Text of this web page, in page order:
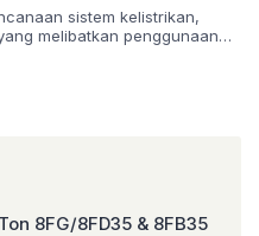
sistem kelistrikan,
melibatkan penggunaan
penting dalam […]
8FG/8FD35 & 8FB35